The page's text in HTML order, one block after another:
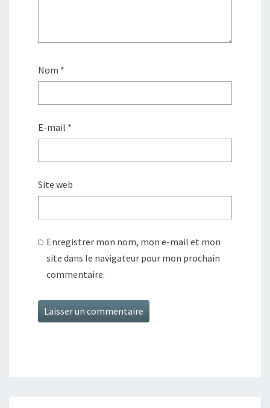
Nom *
E-mail *
Site web
Enregistrer mon nom, mon e-mail et mon
site dans le navigateur pour mon prochain
commentaire.